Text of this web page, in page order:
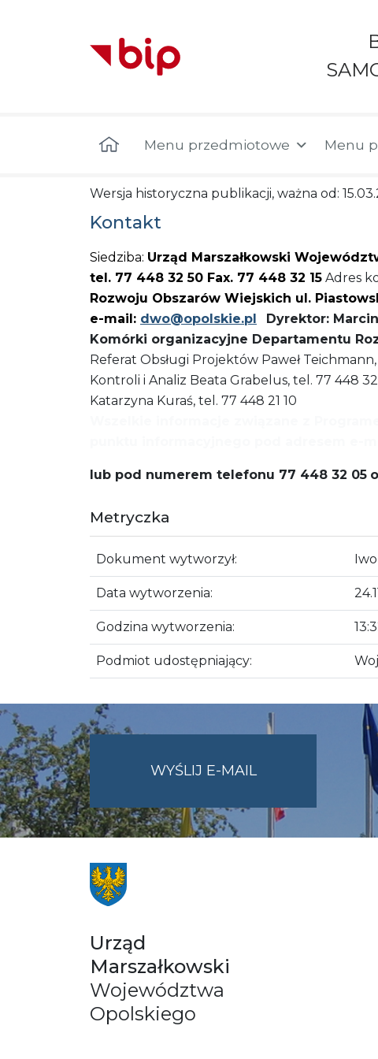
Menu przedmiotowe Menu
Wersja historyczna publikacji, ważna od:
Kontakt
Siedziba: Urząd Marszałkowski
tel. 77 448 32 50 Fax. 77 448 32 15 Adres
Rozwoju Obszarów Wiejskich ul.
e-mail: dwo@opolskie.pl Dyrektor:
Komórki organizacyjne Departamentu
Referat Obsługi Projektów Paweł
Kontroli i Analiz Beata Grabelus, tel. 77 448
Katarzyna Kuraś, tel. 77 448 21 10
lub pod numerem telefonu 77 448 32 05
Metryczka
Dokument wytworzył:
Data wytworzenia:
Godzina wytworzenia:
Podmiot udostępniający:
WYŚLIJ E-MAILNA
Urząd
Marszałkowski
Województwa
Opolskiego